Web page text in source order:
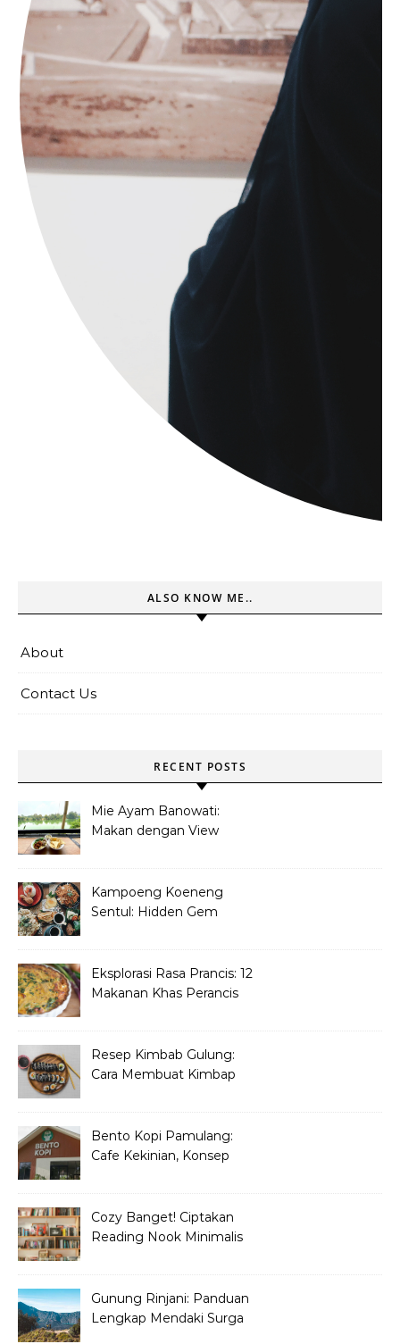
ALSO KNOW ME..
About
Contact Us
RECENT POSTS
Mie Ayam Banowati:
Makan dengan View
Kampoeng Koeneng
Sentul: Hidden Gem
Eksplorasi Rasa Prancis: 12
Makanan Khas Perancis
Resep Kimbab Gulung:
Cara Membuat Kimbap
Bento Kopi Pamulang:
Cafe Kekinian, Konsep
Cozy Banget! Ciptakan
Reading Nook Minimalis
Gunung Rinjani: Panduan
Lengkap Mendaki Surga